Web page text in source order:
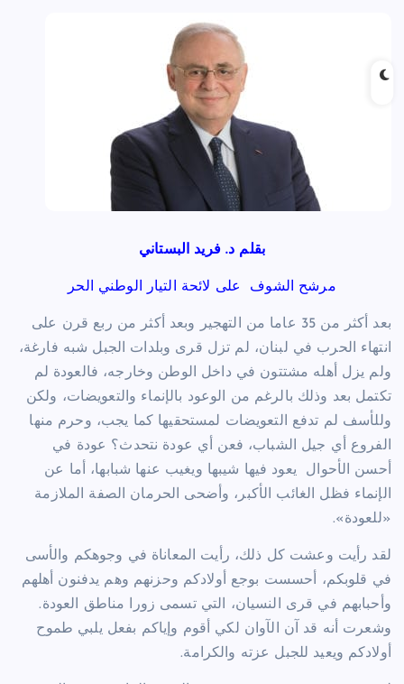
بقلم د. فريد البستاني
مرشح الشوف على لائحة التيار الوطني الحر
بعد أكثر من 35 عاما من التهجير وبعد أكثر من ربع قرن على
انتهاء الحرب في لبنان، لم تزل قرى وبلدات الجبل شبه فارغة،
ولم يزل أهله مشتتون في داخل الوطن وخارجه، فالعودة لم
تكتمل بعد وذلك بالرغم من الوعود بالإنماء والتعويضات، ولكن
وللأسف لم تدفع التعويضات لمستحقيها كما يجب، وحرم منها
الفروع أي جيل الشباب، فعن أي عودة نتحدث؟ عودة في
أحسن الأحوال
يعود فيها شيبها ويغيب عنها شبابها، أما عن
الإنماء فظل الغائب الأكبر، وأضحى الحرمان الصفة الملازمة
«للعودة».
لقد رأيت وعشت كل ذلك، رأيت المعاناة في وجوهكم والأسى
في قلوبكم، أحسست بوجع أولادكم وحزنهم وهم يدفنون أهلهم
وأحبابهم في قرى النسيان، التي تسمى زورا مناطق العودة.
وشعرت أنه قد آن الآوان لكي أقوم وإياكم بفعل يلبي طموح
أولادكم ويعيد للجبل عزته والكرامة.